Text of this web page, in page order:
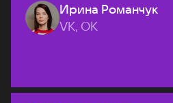
Ирина Романчук
VK, ОК